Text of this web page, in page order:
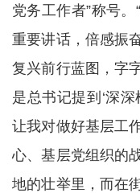
党务工作者”称号
重要讲话，倍感振
复兴前行蓝图，字
是总书记提到‘深
让我对做好基层工
心、基层党组织的
地的壮举里，而在